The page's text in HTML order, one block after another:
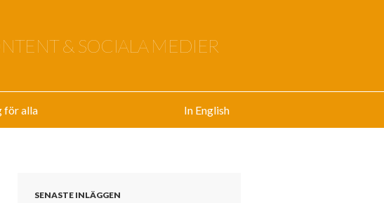
& SOCIALA MEDIER
för alla In English
SENASTE INLÄGGEN